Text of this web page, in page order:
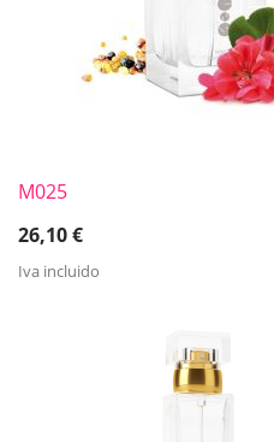
M025
26,10€
Iva incluido